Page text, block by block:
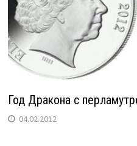
Год Дракона с
04.02.2012